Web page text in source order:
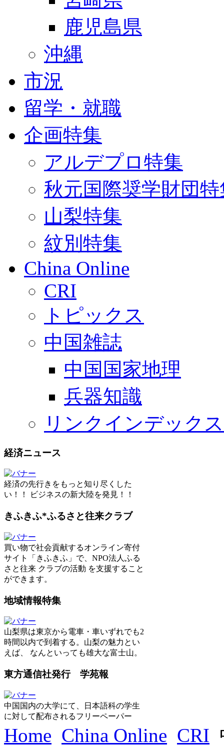
鹿児島県
沖縄
市況
留学・就職
企画特集
アルデプロ特集
秋元国際奨学財団特
山梨特集
紋別特集
China Online
CRI
トピックス
中国雑誌
中国国家地理
兵器知識
リンクインデックス
経済ニュース
経済の先行きをもっと知り尽くした
い！！ ビジネスの新大陸を発見！！
きふきふ*ふるさと往来クラブ
買い物で社会貢献するオンライン寄付
サイト「きふきふ」で、NPO法人ふる
さと往来 クラブの活動 を支援すること
ができます。
地域情報特集
山梨県は東京から電車・車いずれでも2
時間以内で到着する。山梨の魅力とい
えば、 なんといっても雄大な富士山。
東方通信社発行 学苑報
中国国内の大学にて、日本語科の学生
に対して配布されるフリーペーパー
Home China Online CRI